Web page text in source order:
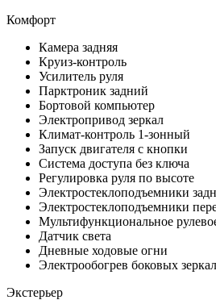
Комфорт
Камера задняя
Круиз-контроль
Усилитель руля
Парктроник задний
Бортовой компьютер
Электропривод зеркал
Климат-контроль 1-зонный
Запуск двигателя с кнопки
Система доступа без ключа
Регулировка руля по высоте
Электростеклоподъемники
Электростеклоподъемники
Мультифункциональное
Датчик света
Дневные ходовые огни
Электрообогрев боковых зеркал
Экстерьер